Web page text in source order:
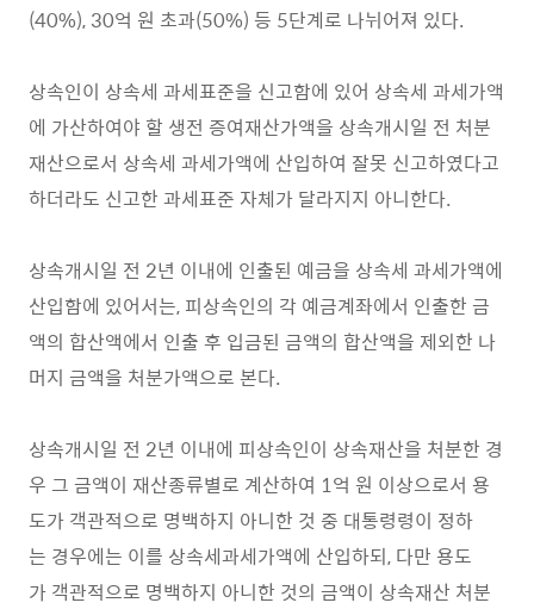
(40%), 30억 원 초과(50%) 등 5단계로 나뉘어져 있다.
상속인이 상속세 과세표준을 신고함에 있어 상속세 과세가액
에 가산하여야 할 생전 증여재산가액을 상속개시일 전 처분
재산으로서 상속세 과세가액에 산입하여 잘못 신고하였다고
하더라도 신고한 과세표준 자체가 달라지지 아니한다.
상속개시일 전 2년 이내에 인출된 예금을 상속세 과세가액에
산입함에 있어서는, 피상속인의 각 예금계좌에서 인출한 금
액의 합산액에서 인출 후 입금된 금액의 합산액을 제외한 나
머지 금액을 처분가액으로 본다.
상속개시일 전 2년 이내에 피상속인이 상속재산을 처분한 경
우 그 금액이 재산종류별로 계산하여 1억 원 이상으로서 용
도가 객관적으로 명백하지 아니한 것 중 대통령령이 정하
는 경우에는 이를 상속세과세가액에 산입하되, 다만 용도
가 객관적으로 명백하지 아니한 것의 금액이 상속재산 처분